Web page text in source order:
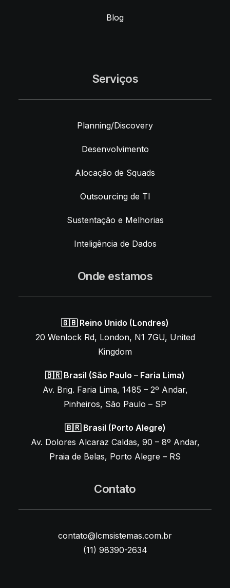
Blog
Serviços
Planning/Discovery
Desenvolvimento
Alocação de Squads
Outsourcing de TI
Sustentação e Melhorias
Inteligência de Dados
Onde estamos
🇬🇧 Reino Unido (Londres)
20 Wenlock Rd, London, N1 7GU, United
Kingdom
🇧🇷 Brasil (São Paulo – Faria Lima)
Av. Brig. Faria Lima, 1485 – 2º Andar,
Pinheiros, São Paulo – SP
🇧🇷 Brasil (Porto Alegre)
Av. Dolores Alcaraz Caldas, 90 – 8º Andar,
Praia de Belas, Porto Alegre – RS
Contato
contato@lcmsistemas.com.br
(11) 98390-2634